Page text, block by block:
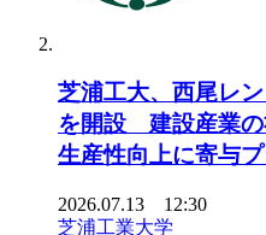
芝浦工大、西尾レ
を開設 建設産業の
生産性向上に寄与
2026.07.13 12:30
芝浦工業大学